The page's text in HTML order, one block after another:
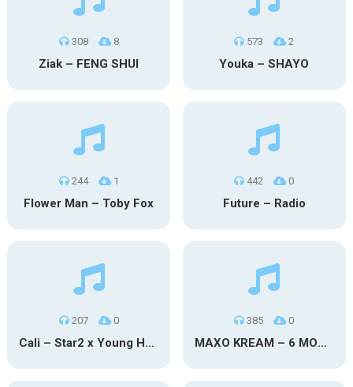
308 8
Ziak – FENG SHUI
573 2
Youka – SHAYO
244 1
Flower Man – Toby Fox
442 0
Future – Radio
207 0
Cali – Star2 x Young Henny
385 0
MAXO KREAM – 6 MONTHS CLEAN